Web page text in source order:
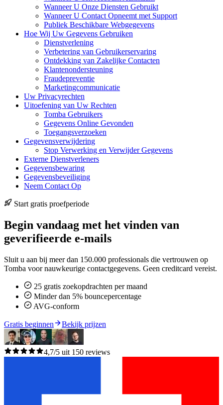
Wanneer U Onze Diensten Gebruikt
Wanneer U Contact Opneemt met Support
Publiek Beschikbare Webgegevens
Hoe Wij Uw Gegevens Gebruiken
Dienstverlening
Verbetering van Gebruikerservaring
Ontdekking van Zakelijke Contacten
Klantenondersteuning
Fraudepreventie
Marketingcommunicatie
Uw Privacyrechten
Uitoefening van Uw Rechten
Tomba Gebruikers
Gegevens Online Gevonden
Toegangsverzoeken
Gegevensverwijdering
Stop Verwerking en Verwijder Gegevens
Externe Dienstverleners
Gegevensbewaring
Gegevensbeveiliging
Neem Contact Op
Start gratis proefperiode
Begin vandaag met het vinden van
geverifieerde e-mails
Sluit u aan bij meer dan 150.000 professionals die vertrouwen op
Tomba voor nauwkeurige contactgegevens. Geen creditcard vereist.
25 gratis zoekopdrachten per maand
Minder dan 5% bouncepercentage
AVG-conform
Gratis beginnen Bekijk prijzen
4,7/5 uit 150 reviews